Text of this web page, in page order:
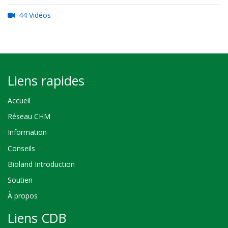
44 Vidéos
Liens rapides
Accueil
Réseau CHM
Information
Conseils
Bioland Introduction
Soutien
À propos
Liens CDB